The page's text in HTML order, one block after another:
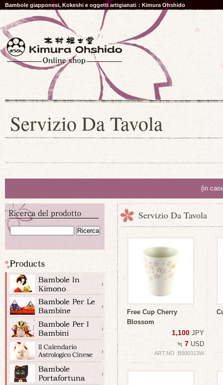
Bambole giapponesi, Kokeshi e oggetti artigianati：Kimura Ohshido
Servizio Da Tavola
(in
Servizio Da Tavola
Free Cup Cherry
Blossom
1,100 JPY
≒ 7 USD
ART.NO :B900313W